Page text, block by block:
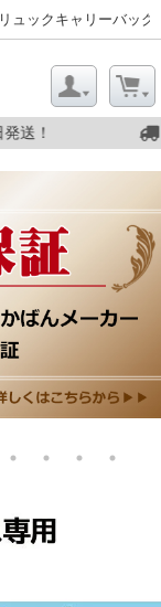
リュックキャリーバッグ
営業